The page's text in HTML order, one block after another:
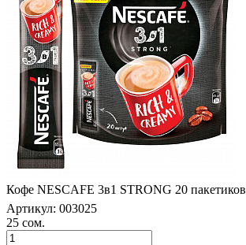
Кофе NESCAFE 3в1 STRONG 20 пакетиков
Артикул: 003025
25 сом.